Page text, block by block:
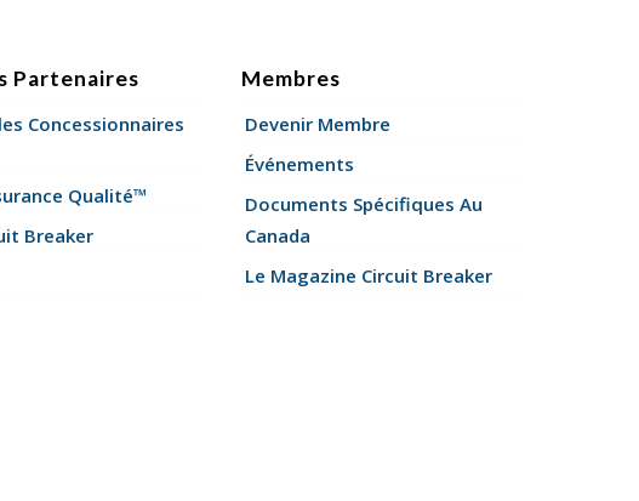
Partenaires
Concessionnaires
Qualité™
Breaker
Membres
Devenir Membre
Événements
Documents Spécifiques Au
Canada
Le Magazine Circuit Breaker